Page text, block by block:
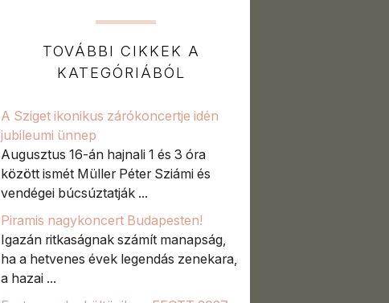
TOVÁBBI CIKKEK A
KATEGÓRIÁBÓL
A Sziget ikonikus zárókoncertje idén
jubileumi ünnep
Augusztus 16-án hajnali 1 és 3 óra
között ismét Müller Péter Sziámi és
vendégei búcsúztatják ...
Piramis nagykoncert Budapesten!
Igazán ritkaságnak számít manapság,
ha a hetvenes évek legendás zenekara,
a hazai ...